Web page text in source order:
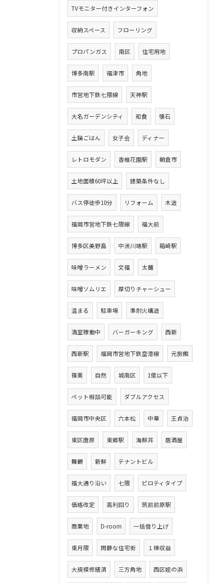
TVモニター付きインターフォン
収納スペース フローリング
プロパンガス 南区 住宅用地
博多南駅 福津市 角地
市営地下鉄七隈線 天神駅
大名ガーデンシティ 和食 懐石
土鍋ごはん 女子会 ディナー
レトロモダン 香椎花園駅 朝倉市
土地面積60坪以上 建築条件なし
バス停徒歩10分 リフォーム 木造
福岡市営地下鉄七隈線 福大前
博多区美野島 中洲川端駅 箱崎駅
味噌ラーメン 文福 太麺
味噌ソムリエ 厚切りチャーシュー
温まる 駐車場 準耐火構造
満室稼働中 バーガーキング 西新
西新駅 福岡市営地下鉄空港線 元旅館
篠栗 自然 城南区 1億以下
ペット相談可能 ダブルアクセス
福岡市中央区 六本松 中華 王貞治
東区唐原 東郷駅 海鮮丼 居酒屋
舞鶴 新鮮 テナントビル
福大通り沿い 七隈 ピロティタイプ
価格改定 高利回り 筑前前原駅
商業地 D-room 一括借り上げ
東月隈 閑静な住宅街 １棟収益
大規模修繕済 三方角地 西区姪の浜